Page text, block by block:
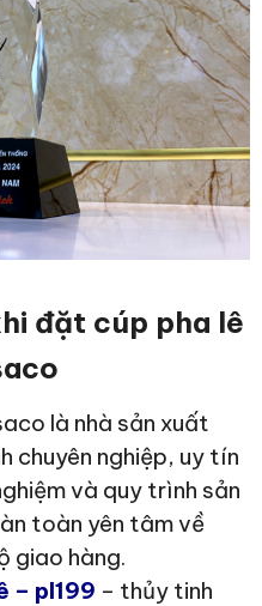
đặt cúp pha lê
là nhà sản xuất
chuyên nghiệp, uy tín
và quy trình sản
toàn yên tâm về
giao hàng.
– pl199 – thủy tinh